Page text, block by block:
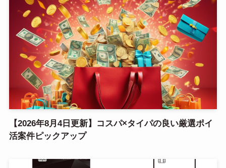
【2026年8月4日更新】コスパ×タイパの良い厳選ポイ
活案件ピックアップ